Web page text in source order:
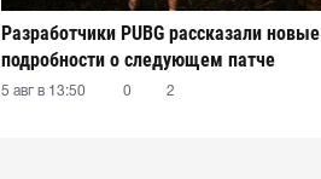
Разработчики PUBG рассказали новые
подробности о следующем патче
5 авг в 13:50 0 2